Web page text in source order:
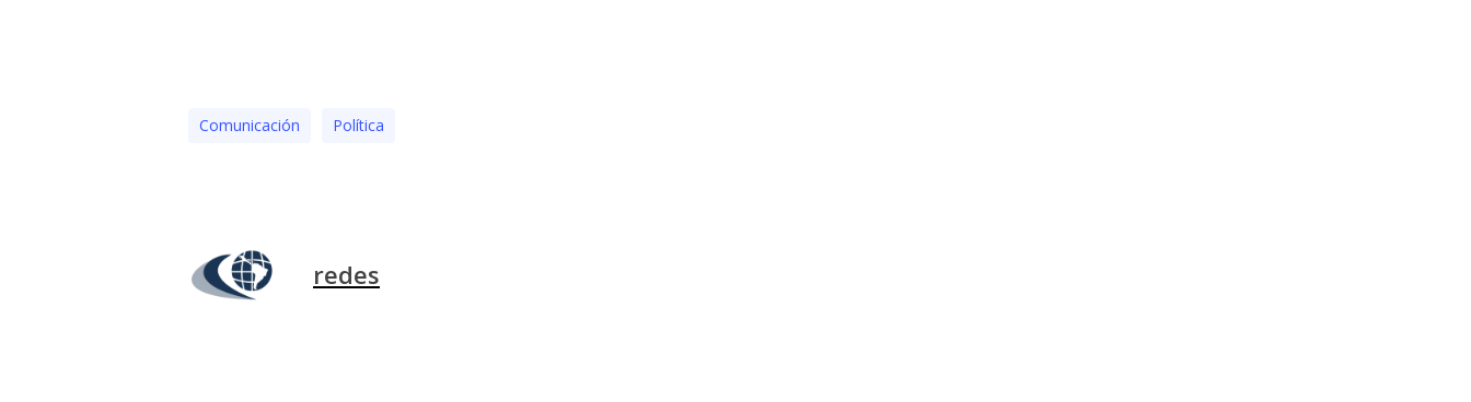
Comunicación Polí­tica
redes